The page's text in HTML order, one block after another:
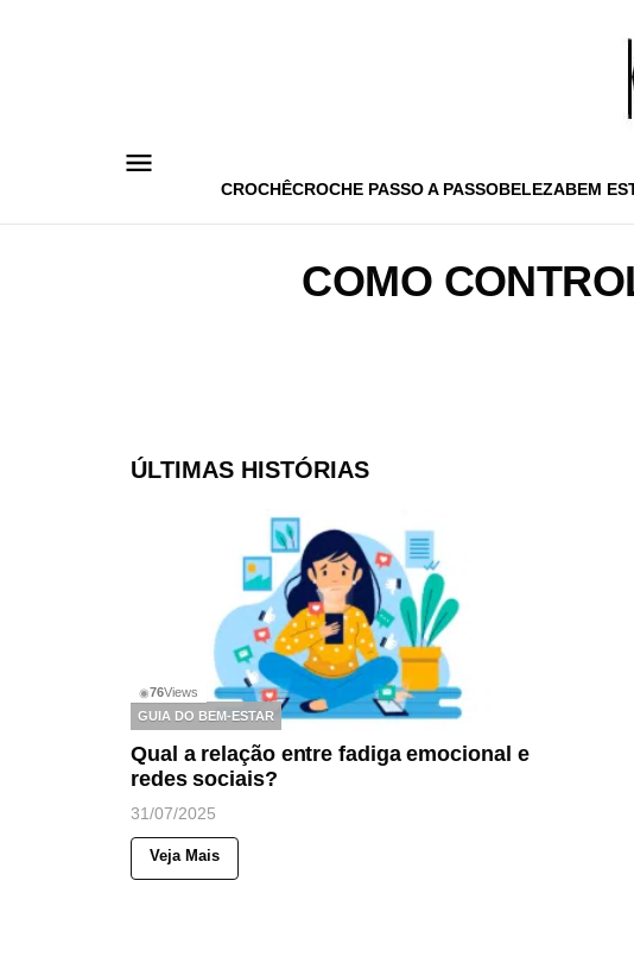
CROCHÊCROCHE PASSO A PASSOBELEZABEM
COMO
ÚLTIMAS HISTÓRIAS
◉76Views
GUIA DO BEM-ESTAR
Qual a relação entre fadiga emocional e
redes sociais?
31/07/2025
Veja Mais